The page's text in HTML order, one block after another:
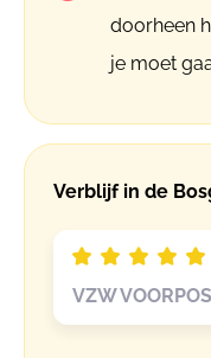
doorheen
je moet
Verblijf in de
VZW